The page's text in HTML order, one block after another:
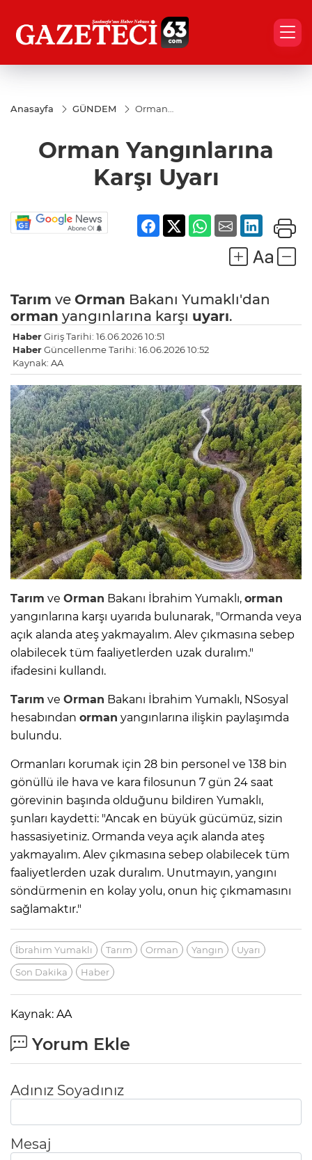
Anasayfa GÜNDEM
Orman
Orman Yangınlarına
Karşı Uyarı
Tarım ve Orman Bakanı Yumaklı'dan
orman yangınlarına karşı uyarı.
HaberGiriş Tarihi: 16.06.2026 10:51
HaberGüncellenme Tarihi: 16.06.2026 10:52
Kaynak: AA
Tarım ve Orman Bakanı İbrahim Yumaklı, orman
yangınlarına karşı uyarıda bulunarak, "Ormanda veya
açık alanda ateş yakmayalım. Alev çıkmasına sebep
olabilecek tüm faaliyetlerden uzak duralım."
ifadesini kullandı.
Tarım ve Orman Bakanı İbrahim Yumaklı, NSosyal
hesabından orman yangınlarına ilişkin paylaşımda
bulundu.
Ormanları korumak için 28 bin personel ve 138 bin
gönüllü ile hava ve kara filosunun 7 gün 24 saat
görevinin başında olduğunu bildiren Yumaklı,
şunları kaydetti: "Ancak en büyük gücümüz, sizin
hassasiyetiniz. Ormanda veya açık alanda ateş
yakmayalım. Alev çıkmasına sebep olabilecek tüm
faaliyetlerden uzak duralım. Unutmayın, yangını
söndürmenin en kolay yolu, onun hiç çıkmamasını
sağlamaktır."
İbrahim Yumaklı Tarım Orman Yangın
Uyarı
Son Dakika
Haber
Kaynak: AA
Yorum Ekle
Adınız Soyadınız
Mesaj